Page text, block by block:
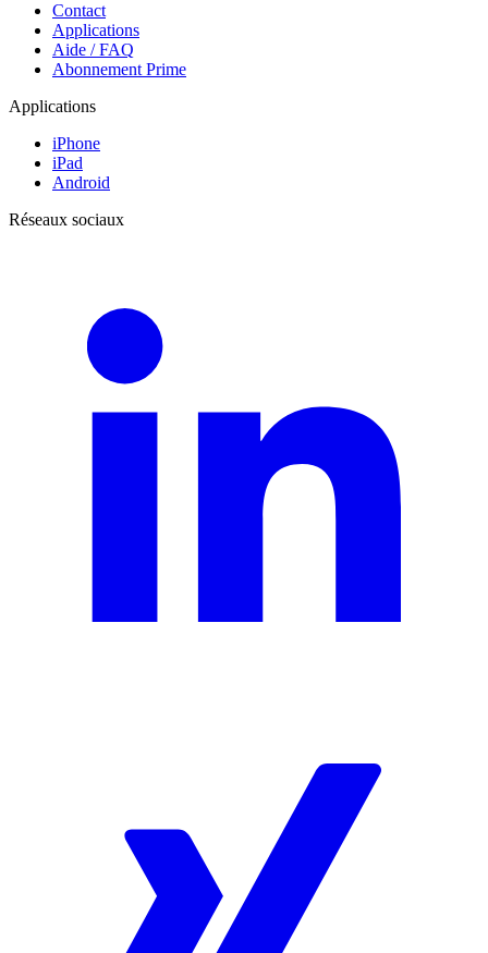
Contact
Applications
Aide / FAQ
Abonnement Prime
Applications
iPhone
iPad
Android
Réseaux sociaux